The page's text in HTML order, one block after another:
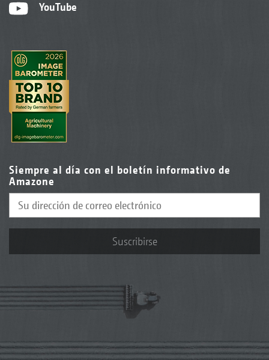
YouTube
Siempre al día con el boletín informativo de
Amazone
Suscribirse